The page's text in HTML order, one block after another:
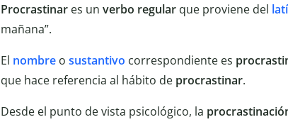
Procrastinar es un verbo regular que proviene del
mañana”.
El nombre o sustantivo correspondiente es
que hace referencia al hábito de procrastinar.
Desde el punto de vista psicológico, la